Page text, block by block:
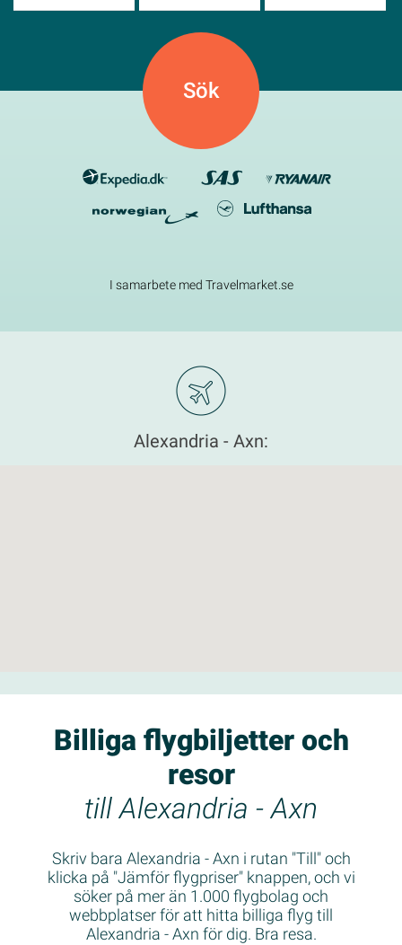
5
I samarbete med Travelmarket.se
Alexandria - Axn:
Billiga flygbiljetter och
resor
till Alexandria - Axn
Skriv bara Alexandria - Axn i rutan "Till" och
klicka på "Jämför flygpriser" knappen, och vi
söker på mer än 1.000 flygbolag och
webbplatser för att hitta billiga flyg till
Alexandria - Axn för dig. Bra resa.